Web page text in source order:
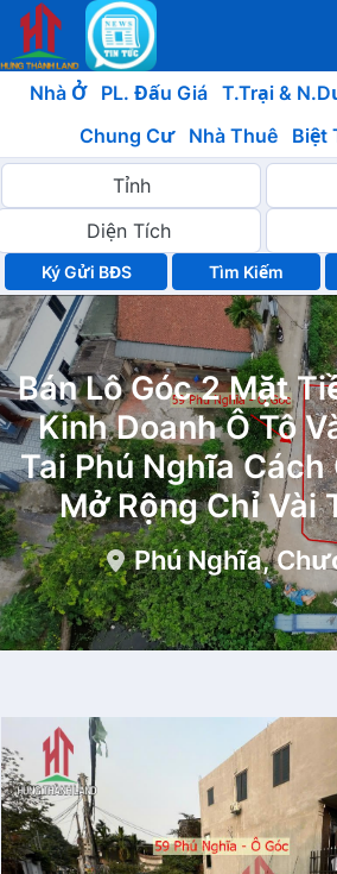
Nhà Ở PL. Đấu Giá T.Trại &
Chung Cư
Nhà Thuê Biệt
Ký Gửi BĐS
Bán Lô Góc 2 Mặt
Kinh Doanh Ô Tô
Tai Phú Nghĩa
Mở Rộng Chỉ Vài
Phú Nghĩa,